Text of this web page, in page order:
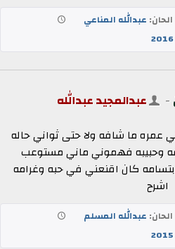
الحان: عبدالله المناعي
2016
- عبدالمجيد عبدالله
عمره ما شافه ولا حتى ثواني حاله
وحبيبه فهموني ماني مستوعب
كان اقنعني في حبه وغرامه
اشرح
الحان: عبدالله المسلم
2015